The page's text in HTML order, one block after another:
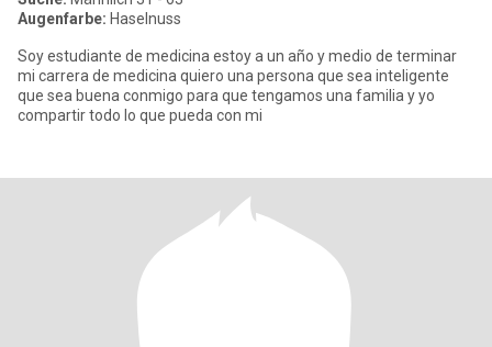
Augenfarbe: Haselnuss
Soy estudiante de medicina estoy a un año y medio de terminar
mi carrera de medicina quiero una persona que sea inteligente
que sea buena conmigo para que tengamos una familia y yo
compartir todo lo que pueda con mi